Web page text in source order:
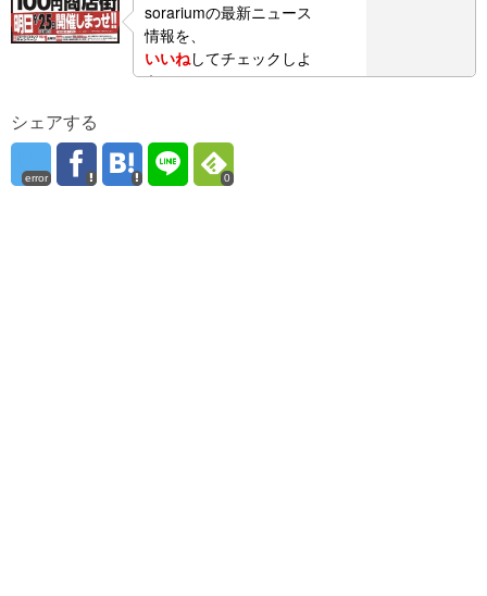
sorariumの最新ニュース
情報を、
いいねしてチェックしよ
う！
シェアする
error 0